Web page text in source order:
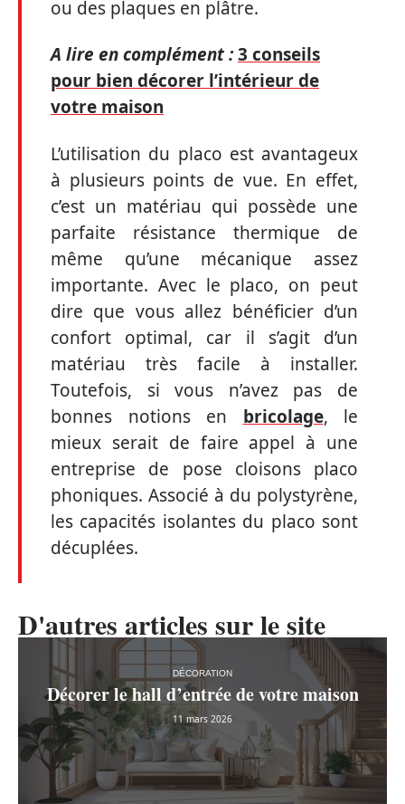
ou des plaques en plâtre.
A lire en complément :3 conseils
pour bien décorer l’intérieur de
votre maison
L’utilisation du placo est avantageux
à plusieurs points de vue. En effet,
c’est un matériau qui possède une
parfaite résistance thermique de
même qu’une mécanique assez
importante. Avec le placo, on peut
dire que vous allez bénéficier d’un
confort optimal, car il s’agit d’un
matériau très facile à installer.
Toutefois, si vous n’avez pas de
bonnes notions en bricolage, le
mieux serait de faire appel à une
entreprise de pose cloisons placo
phoniques. Associé à du polystyrène,
les capacités isolantes du placo sont
décuplées.
D'autres articles sur le site
DÉCORATION
Décorer le hall d’entrée de votre maison
11 mars 2026